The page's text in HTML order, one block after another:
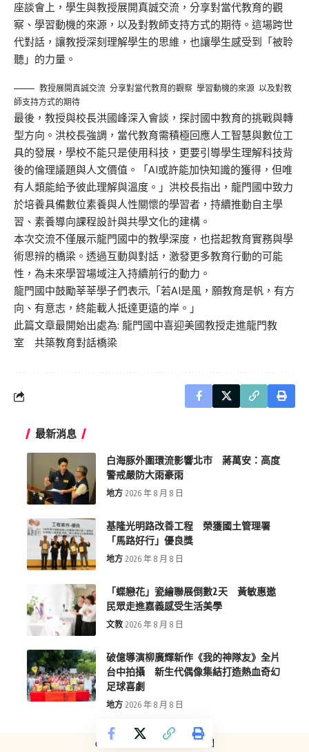
座談會上，學生與教授展開真誠交流，分享對當代教育的觀
察、學習動機的來源，以及對教師支持方式的期待。這場跨世
代對話，讓教授深刻理解學生的思維，也讓學生感受到「被聆
聽」的力量。
教授展開真誠交流 分享對當代教育的觀察 學習動機的來源 以及對教
師支持方式的期待
最後，教授與校長洪國峰深入會談，探討國中教育的挑戰與轉
型方向。洪校長強調，當代教育需積極回應人工智慧與數位工
具的發展，學校不能只是使用科技，更要引導學生理解科技背
後的倫理議題與人文價值。「AI或許能加快知識的獲得，但唯
有人類能給予彼此理解與溫度。」洪校長指出，龍門國中致力
於培養具備數位素養與人性關懷的學習者，持續推動自主學
習、素養導向課程設計與共學文化的建構。
本次交流不僅展示龍門國中的教學深度，也搭起教育實務與學
術思辨的橋梁。透過互動與對話，激發更多教育行動的可能
性，為未來學習場域注入持續前行的動力。
龍門國中鼓勵莘莘學子們表示,「若AI是風，願教育是帆，有方
向、有意志，終能載人抵達更遠的岸。」
此篇文章最開始出處為: 龍門國中喜迎美國教授走進龍門教
室 共築教育對話橋梁
最新消息
白海豚外圍環流影響北市 蔣萬安：高度
警戒嚴防大雨豪雨
地方 2026 年 8 月 8 日
基隆光明路改善工程 榮獲國土管理署
「馬路好行」優良獎
地方 2026 年 8 月 8 日
「蝶戀花」瓷繪聯展倒數2天 黃敏惠邀
民眾走進嘉義感受生活美學
文教 2026 年 8 月 8 日
破億導演柳廣輝新作《我的神隊友》全片
台中拍攝 新生代偶像集結打造熱血奇幻
足球喜劇
地方 2026 年 8 月 8 日
copyright © more-new.tw 墨新聞